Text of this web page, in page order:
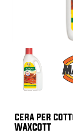
cera per
WAXCOTT